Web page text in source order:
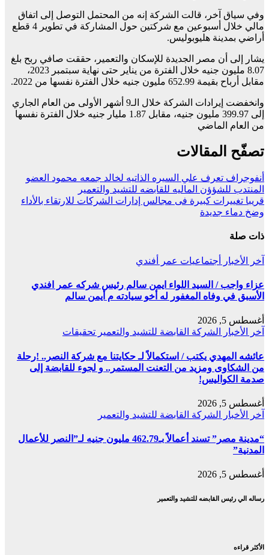
وفي سياق آخر، قالت الشركة إنه من المحتمل التوصل إلى اتفاق
مالي خلال أسبوعين مع شركتين حول المشاركة في تطوير 4 قطع
أراضي بمدينة هليوبوليس.
يشار إلى أن مصر الجديدة للإسكان والتعمير، حققت صافي ربح بلغ
8.07 مليون جنيه خلال الفترة من يناير حتى نهاية سبتمبر 2023،
مقابل أرباح بقيمة 652.99 مليون جنيه خلال الفترة نفسها من 2022.
وانخفضت إيرادات الشركة خلال الـ9 أشهر الأولى من العام الجاري
إلى 399.97 مليون جنيه، مقابل 1.87 مليار جنيه خلال الفترة نفسها
من العام الماضي
تصفّح المقالات
أنفوجراف تعرف علي السيره الذاتيه لخالد جمعه محمود العضو
المنتدب للشؤؤن الماليه للقابضه للتشيد والتعمير
قريبا تغييرات كبيرة فى مجالس إدارات الشركات للارتقاء بالأداء
وضخ دماء جديدة
ذات صلة
آخر الأخبار أجتماعيات عمر أفندي
عزاء واجب / السيد اللواء ايمن سالم رئيس شركه عمر افندي
الأسبق في وفاه المغفور له أخو سيادته م أيمن سالم
أغسطس 5, 2026
آخر الأخبار
الشركة القابضة للتشيد والتعمير تحقيقات
عائشه المهدي يكتب / استكمالاً لـ حكايتنا مع شركة النصر.. !رحلة
من الشكاوى ومزيد من التعنت المستمر.. و لجوء للقابضة إلى
صدمة الكواليس!
أغسطس 5, 2026
آخر الأخبار
الشركة القابضة للتشيد والتعمير
“مدينة مصر” تسند أعمالاً بـ462.79 مليون جنيه لـ”النصر للأعمال
المدنية”
أغسطس 5, 2026
رساله الي رئيس القابضه للتشيد والتعمير
الأكثر قراءه